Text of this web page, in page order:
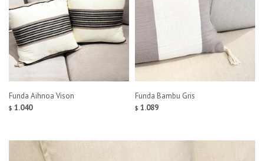
Funda Aihnoa Vison
$ 1.040
Funda Bambu Gris
$ 1.089